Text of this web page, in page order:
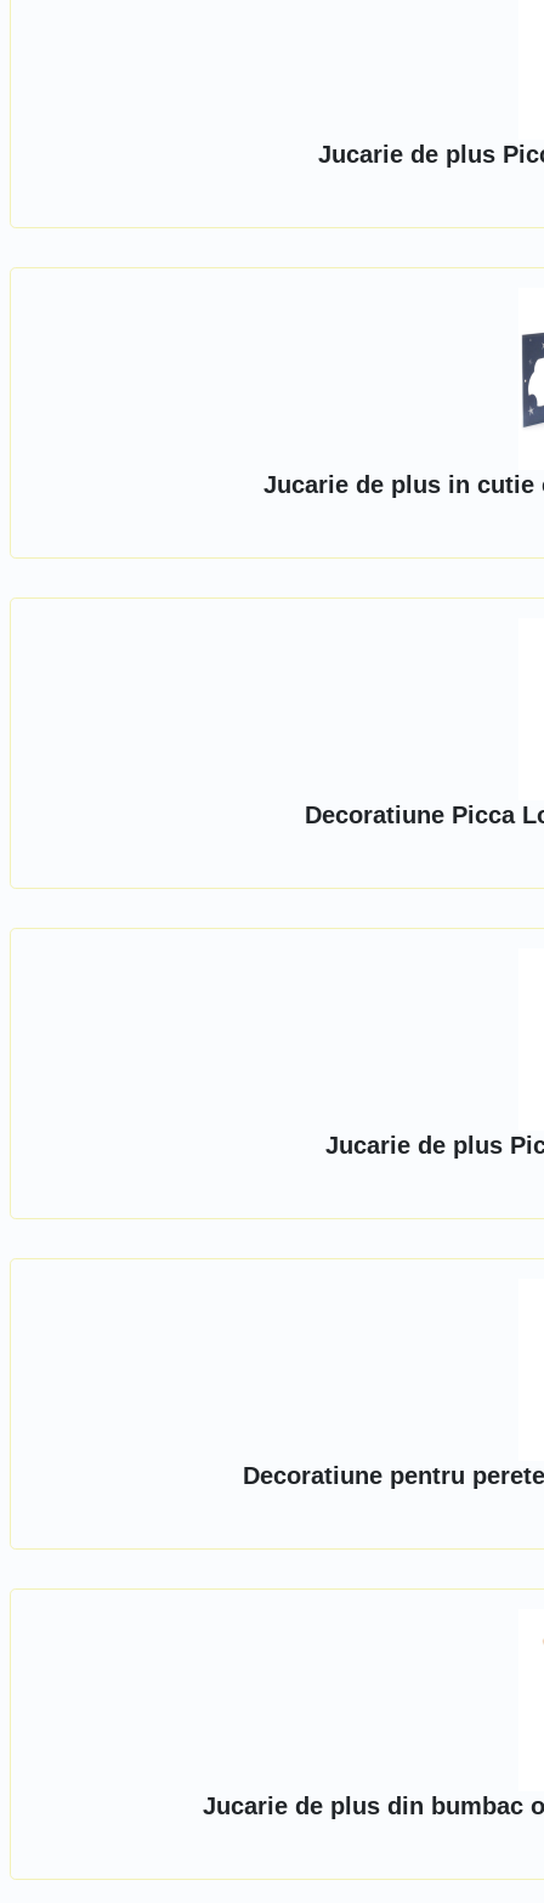
Jucarie de plus
Jucarie de plus in cutie
Decoratiune Picca
Jucarie de plus
Decoratiune pentru
Jucarie de plus din bumbac